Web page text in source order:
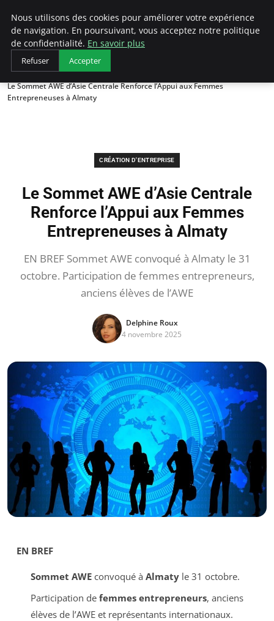
LECFCM
Accueil
Création d'entreprise
Le Sommet AWE d’Asie Centrale Renforce l’Appui aux Femmes
Entrepreneuses à Almaty
CRÉATION D'ENTREPRISE
Le Sommet AWE d’Asie Centrale
Renforce l’Appui aux Femmes
Entrepreneuses à Almaty
EN BREF Sommet AWE convoqué à Almaty le 31
octobre. Participation de femmes entrepreneurs,
anciens élèves de l’AWE
Delphine Roux
4 novembre 2025
EN BREF
Sommet AWEconvoqué à Almatyle 31 octobre.
Participation de femmes entrepreneurs, anciens
élèves de l’AWE et représentants internationaux.
Nous utilisons des cookies pour améliorer votre expérience
de navigation. En poursuivant, vous acceptez notre politique
de confidentialité. En savoir plus
Refuser Accepter